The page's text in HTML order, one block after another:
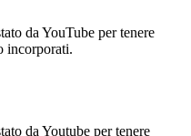
da YouTube per tenere
incorporati.
da Youtube per tenere